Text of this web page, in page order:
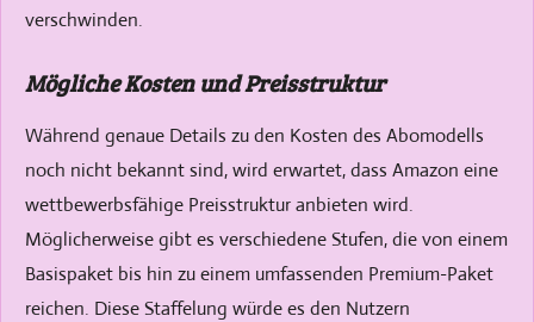
verschwinden.
Mögliche Kosten und Preisstruktur
Während genaue Details zu den Kosten des Abomodells
noch nicht bekannt sind, wird erwartet, dass Amazon eine
wettbewerbsfähige Preisstruktur anbieten wird.
Möglicherweise gibt es verschiedene Stufen, die von einem
Basispaket bis hin zu einem umfassenden Premium-Paket
reichen. Diese Staffelung würde es den Nutzern